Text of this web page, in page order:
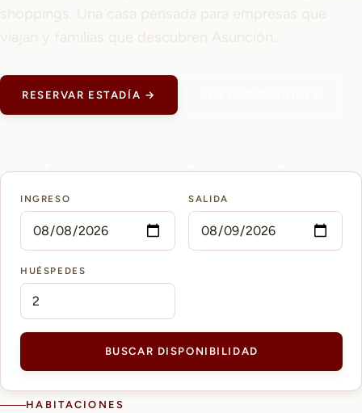
shoppings. Una casa pensada para empresas que
viajan y familias que descubren Asunción.
RESERVAR ESTADÍA →
15 min
AEROPUERTO PETTIROSSI
10 min
CASCO HISTÓRICO
5 min
INGRESO SALIDA
HUÉSPEDES
BUSCAR DISPONIBILIDAD
HABITACIONES